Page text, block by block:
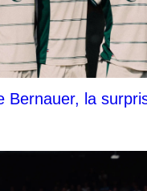
Bernauer, la